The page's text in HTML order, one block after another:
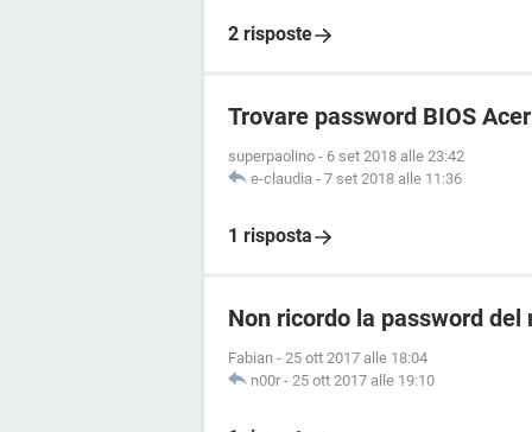
2 risposte
Trovare password BIOS
superpaolino - 6 set 2018 alle 23:42
e-claudia - 7 set 2018 alle 11:36
1 risposta
Non ricordo la password del
Fabian - 25 ott 2017 alle 18:04
n00r - 25 ott 2017 alle 19:10